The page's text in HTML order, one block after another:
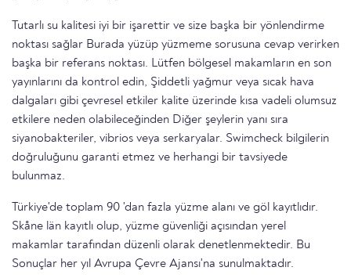
Tutarlı su kalitesi iyi bir işarettir ve size başka bir yönlendirme
noktası sağlar Burada yüzüp yüzmeme sorusuna cevap verirken
başka bir referans noktası. Lütfen bölgesel makamların en son
yayınlarını da kontrol edin, Şiddetli yağmur veya sıcak hava
dalgaları gibi çevresel etkiler kalite üzerinde kısa vadeli olumsuz
etkilere neden olabileceğinden Diğer şeylerin yanı sıra
siyanobakteriler, vibrios veya serkaryalar. Swimcheck bilgilerin
doğruluğunu garanti etmez ve herhangi bir tavsiyede
bulunmaz.
Türkiye'de toplam 90 'dan fazla yüzme alanı ve göl kayıtlıdır.
Skåne län kayıtlı olup, yüzme güvenliği açısından yerel
makamlar tarafından düzenli olarak denetlenmektedir. Bu
Sonuçlar her yıl Avrupa Çevre Ajansı'na sunulmaktadır.